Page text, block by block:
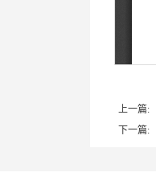
上一篇:
下一篇: